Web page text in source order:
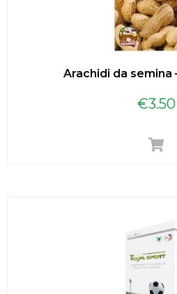
Arachidi da semina
€3.50